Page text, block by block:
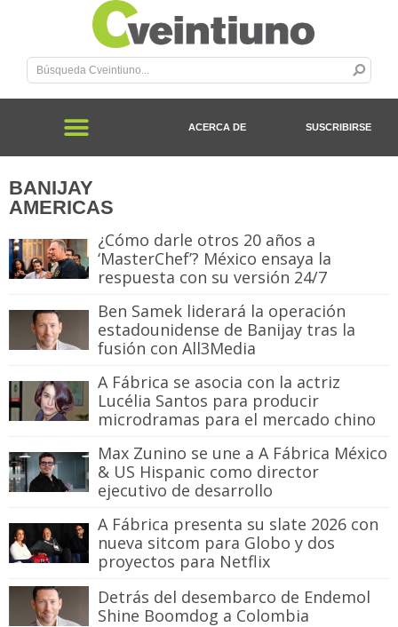
ACERCA DE SUSCRIBIRSE
BANIJAY
AMERICAS
¿Cómo darle otros 20 años a
‘MasterChef’? México ensaya la
respuesta con su versión 24/7
Ben Samek liderará la operación
estadounidense de Banijay tras la
fusión con All3Media
A Fábrica se asocia con la actriz
Lucélia Santos para producir
microdramas para el mercado chino
Max Zunino se une a A Fábrica México
& US Hispanic como director
ejecutivo de desarrollo
A Fábrica presenta su slate 2026 con
nueva sitcom para Globo y dos
proyectos para Netflix
Detrás del desembarco de Endemol
Shine Boomdog a Colombia